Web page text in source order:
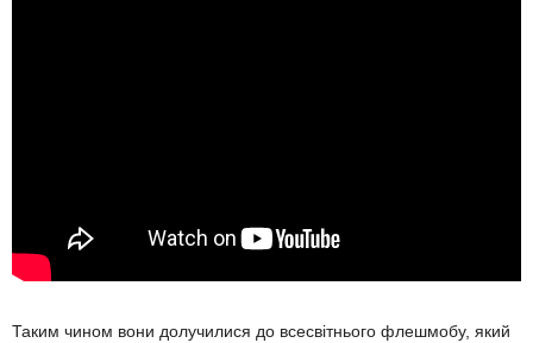
Таким чином вони долучилися до всесвітнього флешмобу, який